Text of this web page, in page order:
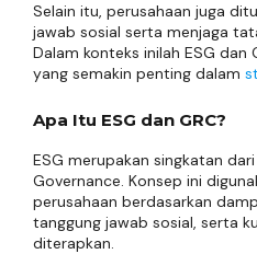
Selain itu, perusahaan juga
jawab sosial serta menjaga
Dalam konteks inilah ESG dan
yang semakin penting dalam
Apa Itu ESG dan GRC?
ESG merupakan singkatan
Governance. Konsep ini
perusahaan berdasarkan
tanggung jawab sosial, serta
diterapkan.